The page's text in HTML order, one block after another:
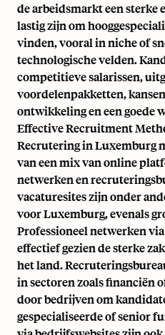
de arbeidsmarkt een sterke
lastig zijn om
vinden, vooral in niche of
technologische velden.
competitieve salarissen,
voordelenpakketten,
ontwikkeling en een goede
Effective Recruitment
Recrutering in Luxemburg
van een mix van online
netwerken en
vacaturesites zijn onder
voor Luxemburg, evenals
Professioneel netwerken
effectief gezien de sterke
het land.
in sectoren zoals financiën
door bedrijven om
gespecialiseerde of senior